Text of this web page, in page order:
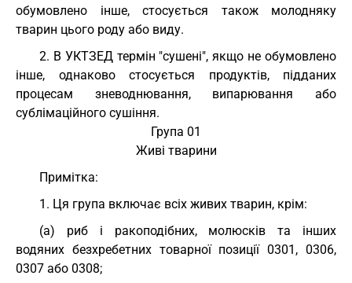
обумовлено інше, стосується також молодняку
тварин цього роду або виду.
2. В УКТЗЕД термін "сушені", якщо не обумовлено
інше, однаково стосується продуктів, підданих
процесам зневоднювання, випарювання або
сублімаційного сушіння.
Група 01
Живі тварини
Примітка:
1. Ця група включає всіх живих тварин, крім:
(a) риб і ракоподібних, молюсків та інших
водяних безхребетних товарної позиції 0301, 0306,
0307 або 0308;